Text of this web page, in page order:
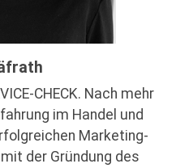
CHECK. Nach mehr
im Handel und
Marketing-
der Gründung des